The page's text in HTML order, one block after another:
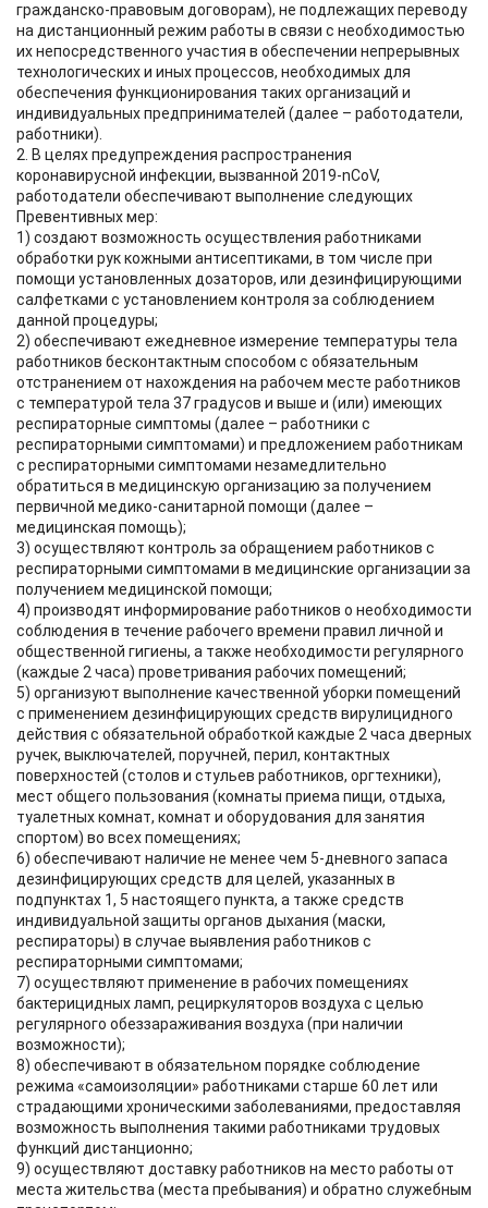
гражданско-правовым договорам), не подлежащих переводу
на дистанционный режим работы в связи с необходимостью
их непосредственного участия в обеспечении непрерывных
технологических и иных процессов, необходимых для
обеспечения функционирования таких организаций и
индивидуальных предпринимателей (далее – работодатели,
работники).
2. В целях предупреждения распространения
коронавирусной инфекции, вызванной 2019-nCoV,
работодатели обеспечивают выполнение следующих
Превентивных мер:
1) создают возможность осуществления работниками
обработки рук кожными антисептиками, в том числе при
помощи установленных дозаторов, или дезинфицирующими
салфетками с установлением контроля за соблюдением
данной процедуры;
2) обеспечивают ежедневное измерение температуры тела
работников бесконтактным способом с обязательным
отстранением от нахождения на рабочем месте работников
с температурой тела 37 градусов и выше и (или) имеющих
респираторные симптомы (далее – работники с
респираторными симптомами) и предложением работникам
с респираторными симптомами незамедлительно
обратиться в медицинскую организацию за получением
первичной медико-санитарной помощи (далее –
медицинская помощь);
3) осуществляют контроль за обращением работников с
респираторными симптомами в медицинские организации за
получением медицинской помощи;
4) производят информирование работников о необходимости
соблюдения в течение рабочего времени правил личной и
общественной гигиены, а также необходимости регулярного
(каждые 2 часа) проветривания рабочих помещений;
5) организуют выполнение качественной уборки помещений
с применением дезинфицирующих средств вирулицидного
действия с обязательной обработкой каждые 2 часа дверных
ручек, выключателей, поручней, перил, контактных
поверхностей (столов и стульев работников, оргтехники),
мест общего пользования (комнаты приема пищи, отдыха,
туалетных комнат, комнат и оборудования для занятия
спортом) во всех помещениях;
6) обеспечивают наличие не менее чем 5-дневного запаса
дезинфицирующих средств для целей, указанных в
подпунктах 1, 5 настоящего пункта, а также средств
индивидуальной защиты органов дыхания (маски,
респираторы) в случае выявления работников с
респираторными симптомами;
7) осуществляют применение в рабочих помещениях
бактерицидных ламп, рециркуляторов воздуха с целью
регулярного обеззараживания воздуха (при наличии
возможности);
8) обеспечивают в обязательном порядке соблюдение
режима «самоизоляции» работниками старше 60 лет или
страдающими хроническими заболеваниями, предоставляя
возможность выполнения такими работниками трудовых
функций дистанционно;
9) осуществляют доставку работников на место работы от
места жительства (места пребывания) и обратно служебным